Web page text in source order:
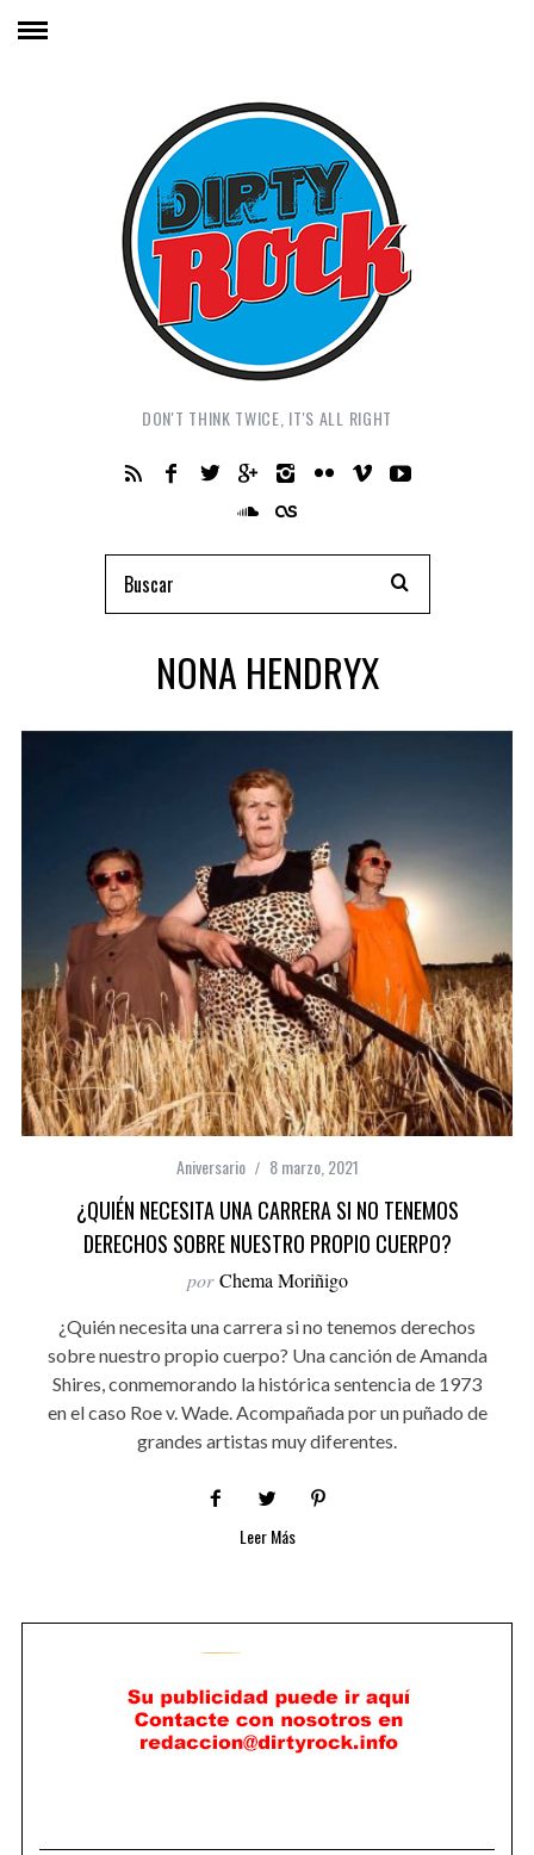
DON'T THINK TWICE, IT'S ALL RIGHT
NONA HENDRYX
Aniversario 8 marzo, 2021
¿QUIÉN NECESITA UNA CARRERA SI NO TENEMOS
DERECHOS SOBRE NUESTRO PROPIO CUERPO?
por Chema Moriñigo
¿Quién necesita una carrera si no tenemos derechos
sobre nuestro propio cuerpo? Una canción de Amanda
Shires, conmemorando la histórica sentencia de 1973
en el caso Roe v. Wade. Acompañada por un puñado de
grandes artistas muy diferentes.
Leer Más